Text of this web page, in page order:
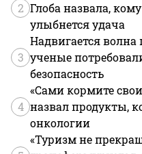
2 Глоба назвала,
улыбнется удача
3
Надвигается
ученые
безопасность
4
«Сами кормите
назвал продукты,
онкологии
«Туризм не